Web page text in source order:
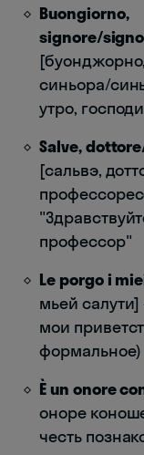
Buongiorno,
signore/
синьора/
утро,
Salve,
[сальвэ,
профессор"
Le porgo i
мьей
мои
формальное)
È un onore
оноре
честь